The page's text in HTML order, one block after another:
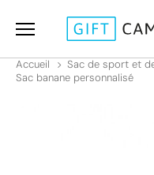
Accueil
Sac de sport et
Sac banane personnalisé